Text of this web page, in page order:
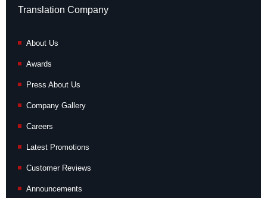
Translation Company
About Us
Awards
Press About Us
Company Gallery
Careers
Latest Promotions
Customer Reviews
Announcements